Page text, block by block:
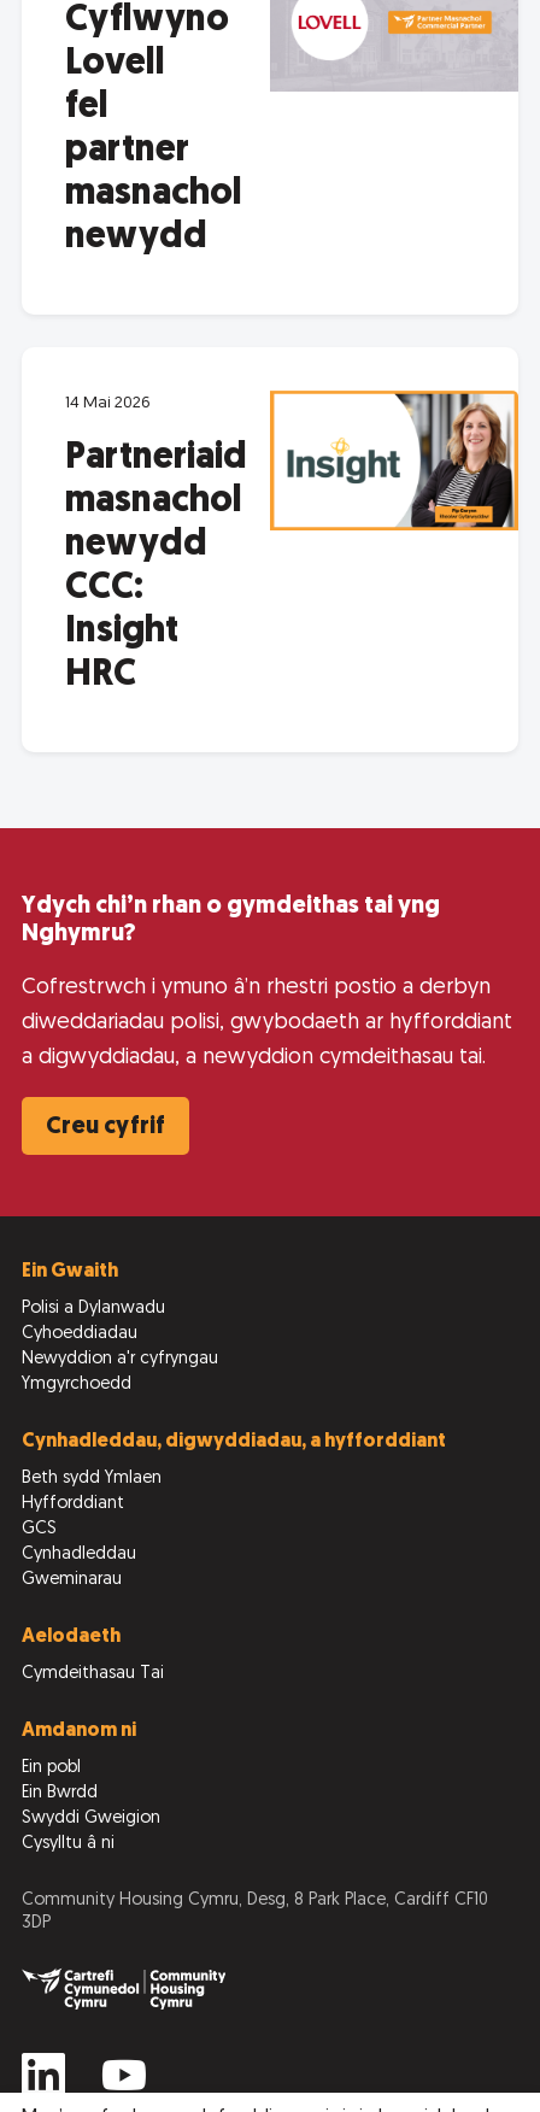
Cyflwyno
Lovell
fel
partner
masnachol
newydd
14 Mai 2026
Partneriaid
masnachol
newydd
CCC:
Insight
HRC
Ydych chi’n rhan o gymdeithas tai yng
Nghymru?
Cofrestrwch i ymuno â’n rhestri postio a derbyn
diweddariadau polisi, gwybodaeth ar hyfforddiant
a digwyddiadau, a newyddion cymdeithasau tai.
Creu cyfrif
Ein Gwaith
Polisi a Dylanwadu
Cyhoeddiadau
Newyddion a'r cyfryngau
Ymgyrchoedd
Cynhadleddau, digwyddiadau, a hyfforddiant
Beth sydd Ymlaen
Hyfforddiant
GCS
Cynhadleddau
Gweminarau
Aelodaeth
Cymdeithasau Tai
Amdanom ni
Ein pobl
Ein Bwrdd
Swyddi Gweigion
Cysylltu â ni
Community Housing Cymru, Desg, 8 Park Place, Cardiff CF10
3DP